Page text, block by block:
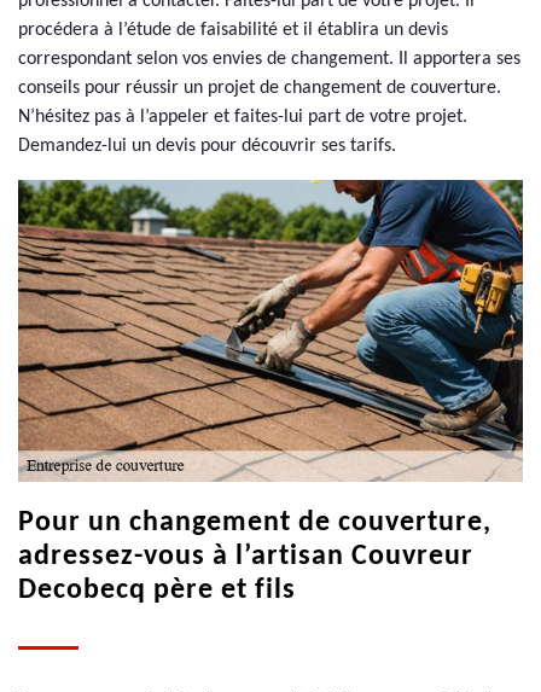
procédera à l’étude de faisabilité et il établira un devis
correspondant selon vos envies de changement. Il apportera ses
conseils pour réussir un projet de changement de couverture.
N’hésitez pas à l’appeler et faites-lui part de votre projet.
Demandez-lui un devis pour découvrir ses tarifs.
Pour un changement de couverture,
adressez-vous à l’artisan Couvreur
Decobecq père et fils